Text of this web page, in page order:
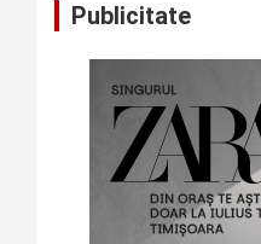
Publicitate